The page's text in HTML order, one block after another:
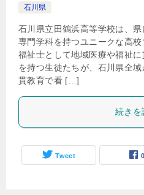
石川県
石川県立田鶴浜高等学校は、
専門学科を持つユニークな高
福祉士として地域医療や福祉
を持つ生徒たちが、石川県全
貫教育で看 […]
続きを
Tweet 0